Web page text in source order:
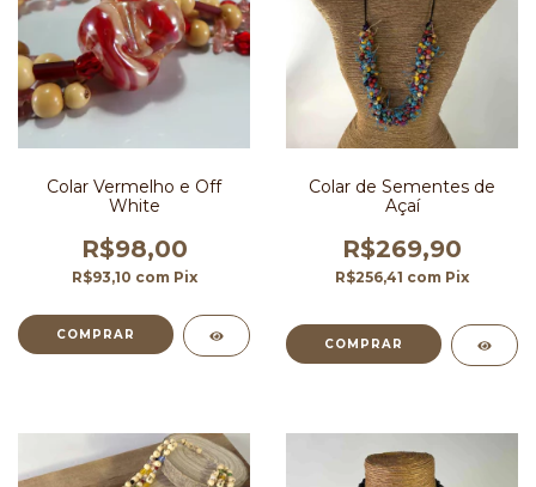
Colar Vermelho e Off
White
R$98,00
R$93,10 com Pix
Colar de Sementes de
Açaí
R$269,90
R$256,41 com Pix